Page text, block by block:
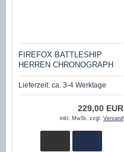
FIREFOX BATTLESHIP
HERREN CHRONOGRAPH
FFS22-108 SCHWARZ/GELB
Lieferzeit: ca. 3-4 Werktage
229,00 EUR
inkl. MwSt. zzgl. Versand